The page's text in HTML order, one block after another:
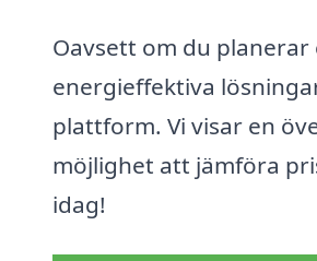
Oavsett om du
energieffektiva
plattform. Vi visar en
möjlighet att jämföra
idag!